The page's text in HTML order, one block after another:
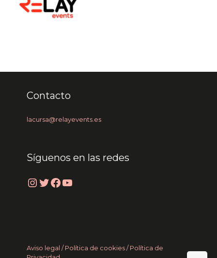
Contacto
lacursa@relayevents.es
Síguenos en las redes
Instagram
Twitter
Facebook
YouTube
Aviso legal /Política de cookies/ Política de